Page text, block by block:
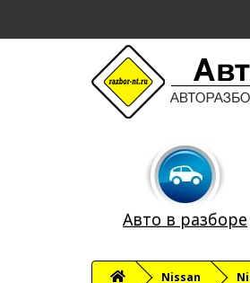
Авто в разборе
Nissan